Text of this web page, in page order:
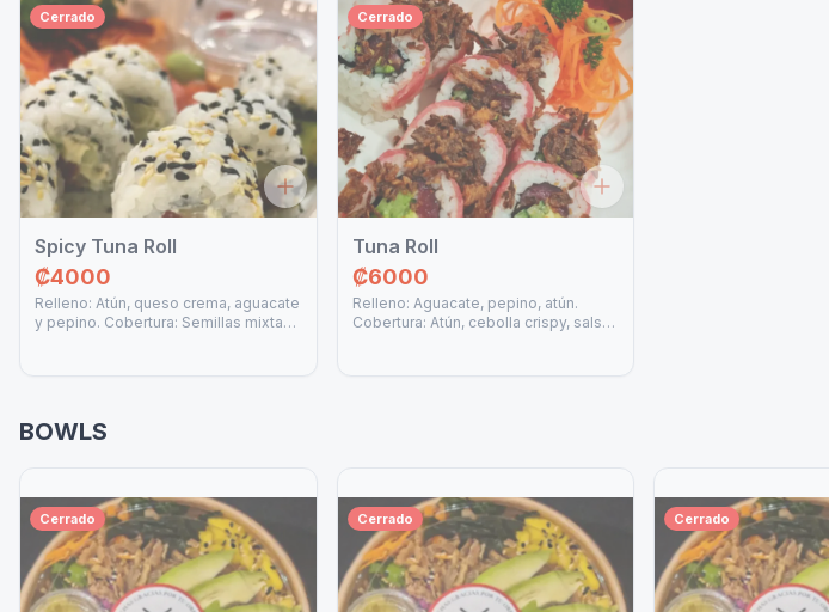
Cerrado
Spicy Tuna Roll
₡4000
Relleno: Atún, queso crema, aguacate
y pepino. Cobertura: Semillas mixtas
Cerrado
Tuna Roll
₡6000
Relleno: Aguacate, pepino, atún.
Cobertura: Atún, cebolla crispy, salsa
BOWLS
Cerrado Cerrado Cerrado